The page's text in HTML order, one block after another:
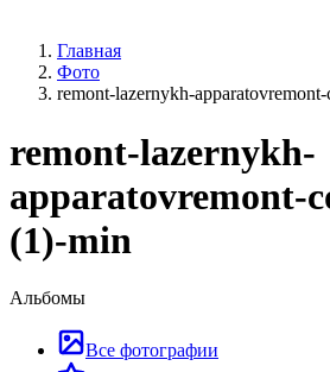
Главная
Фото
remont-lazernykh-
remont-lazernykh-
apparatovremont-
(1)-min
Альбомы
Все фотографии